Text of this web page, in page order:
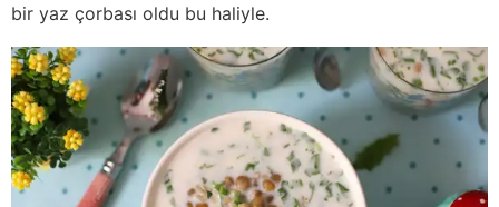
bir yaz çorbası oldu bu haliyle.